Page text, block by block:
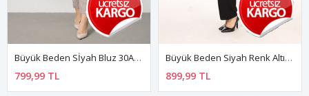
Büyük Beden Sİyah Bluz 30A-2557
799,99 TL
Büyük Beden Siyah Renk Altın Detaylı Trend Bluz 26B-2594
899,99 TL